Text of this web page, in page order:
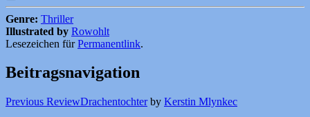
Genre: Thriller
Illustrated by Rowohlt
Lesezeichen fürPermanentlink.
Beitragsnavigation
Previous ReviewDrachentochterby Kerstin Mlynkec